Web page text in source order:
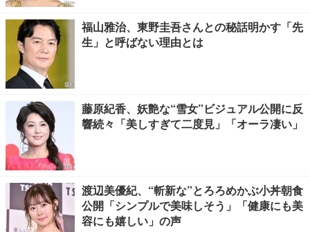
福山雅治、東野圭吾さんとの秘話明かす「先
生」と呼ばない理由とは
藤原紀香、妖艶な“雪女”ビジュアル公開に反
響続々「美しすぎて二度見」「オーラ凄い」
渡辺美優紀、“斬新な”とろろめかぶ小丼朝食
公開「シンプルで美味しそう」「健康にも美
容にも嬉しい」の声